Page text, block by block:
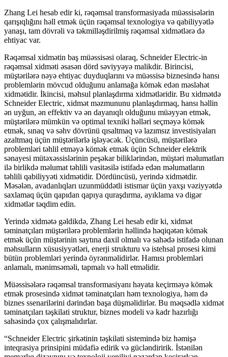
Zhang Lei hesab edir ki, rəqəmsal transformasiyada müəssisələrin
qarışıqlığını həll etmək üçün rəqəmsal texnologiya və qabiliyyətlə
yanaşı, tam dövrəli və təkmilləşdirilmiş rəqəmsal xidmətlərə də
ehtiyac var.
Rəqəmsal xidmətin baş müəssisəsi olaraq, Schneider Electric-in
rəqəmsal xidməti əsasən dörd səviyyəyə malikdir. Birincisi,
müştərilərə nəyə ehtiyac duyduqlarını və müəssisə biznesində hansı
problemlərin mövcud olduğunu anlamağa kömək edən məsləhət
xidmətidir. İkincisi, məhsul planlaşdırma xidmətləridir. Bu xidmətdə
Schneider Electric, xidmət məzmununu planlaşdırmaq, hansı həllin
ən uyğun, ən effektiv və ən dayanıqlı olduğunu müəyyən etmək,
müştərilərə mümkün və optimal texniki həlləri seçməyə kömək
etmək, sınaq və səhv dövrünü qısaltmaq və lazımsız investisiyaları
azaltmaq üçün müştərilərlə işləyəcək. Üçüncüsü, müştərilərə
problemləri təhlil etməyə kömək etmək üçün Schneider elektrik
sənayesi mütəxəssislərinin peşəkar biliklərindən, müştəri məlumatları
ilə birlikdə məlumat təhlili vasitəsilə istifadə edən məlumatların
təhlili qabiliyyəti xidmətidir. Dördüncüsü, yerində xidmətdir.
Məsələn, avadanlıqları uzunmüddətli istismar üçün yaxşı vəziyyətdə
saxlamaq üçün qapıdan qapıya quraşdırma, ayıklama və digər
xidmətlər təqdim edin.
Yerində xidmətə gəldikdə, Zhang Lei hesab edir ki, xidmət
təminatçıları müştərilərə problemlərin həllində həqiqətən kömək
etmək üçün müştərinin saytına daxil olmalı və sahədə istifadə olunan
məhsulların xüsusiyyətləri, enerji strukturu və istehsal prosesi kimi
bütün problemləri yerində öyrənməlidirlər. Hamısı problemləri
anlamalı, mənimsəməli, tapmalı və həll etməlidir.
Müəssisələrə rəqəmsal transformasiyanı həyata keçirməyə kömək
etmək prosesində xidmət təminatçıları həm texnologiya, həm də
biznes ssenarilərini dərindən başa düşməlidirlər. Bu məqsədlə xidmət
təminatçıları təşkilati struktur, biznes modeli və kadr hazırlığı
sahəsində çox çalışmalıdırlar.
“Schneider Electric şirkətinin təşkilati sistemində biz həmişə
inteqrasiya prinsipini müdafiə edirik və gücləndiririk. İstənilən